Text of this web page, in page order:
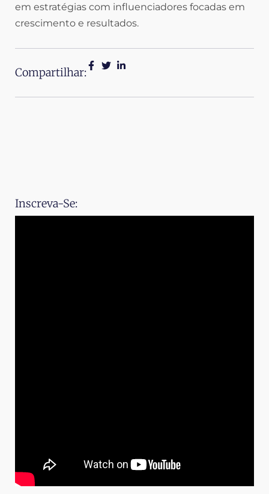
em estratégias com influenciadores focadas em
crescimento e resultados.
Compartilhar:
Inscreva-Se: